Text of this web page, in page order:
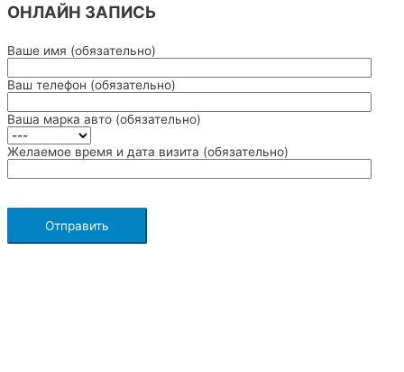
ОНЛАЙН ЗАПИСЬ
Ваше имя (обязательно)
Ваш телефон (обязательно)
Ваша марка авто (обязательно)
Желаемое время и дата визита (обязательно)